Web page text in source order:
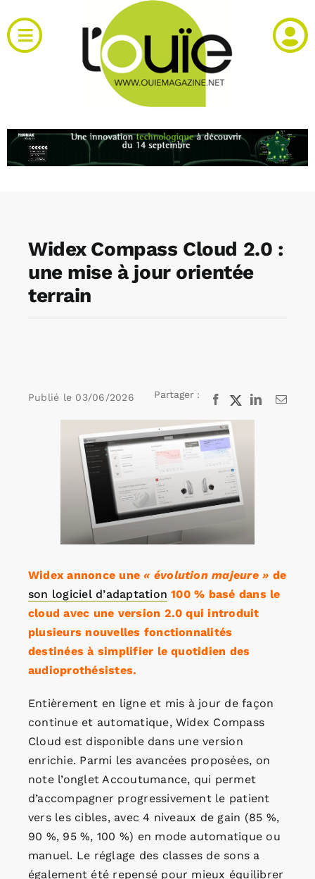
au
contenu
Toggle
Navigation
RH et emploi
Annonces emploi
Widex Compass Cloud 2.0 :
une mise à jour orientée
terrain
Publié le 03/06/2026 Partager : Facebook
X LinkedInEmail
Widex annonce une« évolution majeure » de
son logiciel d’adaptation 100 % basé dans le
cloud avec une version 2.0 qui introduit
plusieurs nouvelles fonctionnalités
destinées à simplifier le quotidien des
audioprothésistes.
Entièrement en ligne et mis à jour de façon
continue et automatique, Widex Compass
Cloud est disponible dans une version
enrichie. Parmi les avancées proposées, on
note l’onglet Accoutumance, qui permet
d’accompagner progressivement le patient
vers les cibles, avec 4 niveaux de gain (85 %,
90 %, 95 %, 100 %) en mode automatique ou
manuel. Le réglage des classes de sons a
également été repensé pour mieux équilibrer